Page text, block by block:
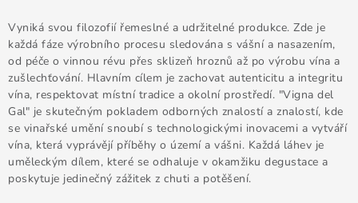
Doprava a platba
Obchodní podmínky
Podmínky ochrany osobních údajů
Hodnocení obchodu
Kontakty
O nás Velkoobchod
Vyniká svou filozofií řemeslné a udržitelné produkce. Zde je
každá fáze výrobního procesu sledována s vášní a nasazením,
od péče o vinnou révu přes sklizeň hroznů až po výrobu vína a
zušlechťování. Hlavním cílem je zachovat autenticitu a integritu
vína, respektovat místní tradice a okolní prostředí. "Vigna del
Gal" je skutečným pokladem odborných znalostí a znalostí, kde
se vinařské umění snoubí s technologickými inovacemi a vytváří
vína, která vyprávějí příběhy o území a vášni. Každá láhev je
uměleckým dílem, které se odhaluje v okamžiku degustace a
poskytuje jedinečný zážitek z chuti a potěšení.